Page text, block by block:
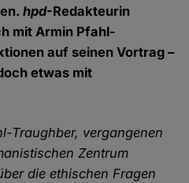
hpd-Redakteurin
mit Armin Pfahl-
auf seinen Vortrag –
etwas mit
Traughber, vergangenen
Zentrum
die ethischen Fragen